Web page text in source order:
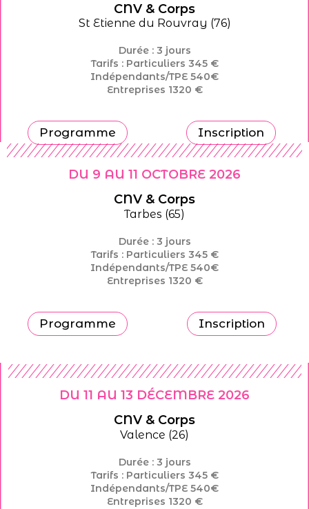
CNV & Corps
St Etienne du Rouvray (76)
Durée : 3 jours
Tarifs : Particuliers 345 €
Indépendants/TPE 540€
Entreprises 1320 €
Programme Inscription
DU 9 AU 11 OCTOBRE 2026
CNV & Corps
Tarbes (65)
Durée : 3 jours
Tarifs : Particuliers 345 €
Indépendants/TPE 540€
Entreprises 1320 €
Programme Inscription
DU 11 AU 13 DÉCEMBRE 2026
CNV & Corps
Valence (26)
Durée : 3 jours
Tarifs : Particuliers 345 €
Indépendants/TPE 540€
Entreprises 1320 €